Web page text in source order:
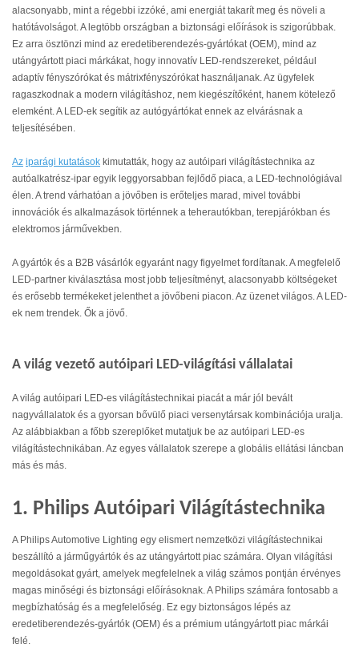
alacsonyabb, mint a régebbi izzóké, ami energiát takarít meg és növeli a
hatótávolságot. A legtöbb országban a biztonsági előírások is szigorúbbak.
Ez arra ösztönzi mind az eredetiberendezés-gyártókat (OEM), mind az
utángyártott piaci márkákat, hogy innovatív LED-rendszereket, például
adaptív fényszórókat és mátrixfényszórókat használjanak. Az ügyfelek
ragaszkodnak a modern világításhoz, nem kiegészítőként, hanem kötelező
elemként. A LED-ek segítik az autógyártókat ennek az elvárásnak a
teljesítésében.
Az iparági kutatások kimutatták, hogy az autóipari világítástechnika az
autóalkatrész-ipar egyik leggyorsabban fejlődő piaca, a LED-technológiával
élen. A trend várhatóan a jövőben is erőteljes marad, mivel további
innovációk és alkalmazások történnek a teherautókban, terepjárókban és
elektromos járművekben.
A gyártók és a B2B vásárlók egyaránt nagy figyelmet fordítanak. A megfelelő
LED-partner kiválasztása most jobb teljesítményt, alacsonyabb költségeket
és erősebb termékeket jelenthet a jövőbeni piacon. Az üzenet világos. A LED-
ek nem trendek. Ők a jövő.
A világ vezető autóipari LED-világítási vállalatai
A világ autóipari LED-es világítástechnikai piacát a már jól bevált
nagyvállalatok és a gyorsan bővülő piaci versenytársak kombinációja uralja.
Az alábbiakban a főbb szereplőket mutatjuk be az autóipari LED-es
világítástechnikában. Az egyes vállalatok szerepe a globális ellátási láncban
más és más.
1. Philips Autóipari Világítástechnika
A Philips Automotive Lighting egy elismert nemzetközi világítástechnikai
beszállító a járműgyártók és az utángyártott piac számára. Olyan világítási
megoldásokat gyárt, amelyek megfelelnek a világ számos pontján érvényes
magas minőségi és biztonsági előírásoknak. A Philips számára fontosabb a
megbízhatóság és a megfelelőség. Ez egy biztonságos lépés az
eredetiberendezés-gyártók (OEM) és a prémium utángyártott piac márkái
felé.